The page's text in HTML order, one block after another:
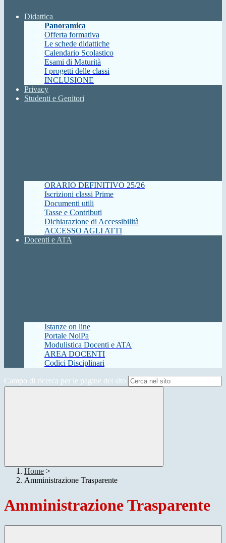
Didattica
Panoramica
Offerta formativa
Le schede didattiche
Calendario Scolastico
Esami di Maturità
I progetti delle classi
INCLUSIONE
Privacy
Studenti e Genitori
ORARIO DEFINITIVO 25/26
Iscrizioni classi Prime
Documenti utili
Tasse e Contributi
Dichiarazione di Accessibilità
ACCESSO AGLI ATTI
Docenti e ATA
Istanze on line
Portale NoiPa
Modulistica Docenti e ATA
AREA DOCENTI
Codici Disciplinari
Campo di ricerca per le pagine del sito
Home >
Amministrazione Trasparente
Amministrazione Trasparente